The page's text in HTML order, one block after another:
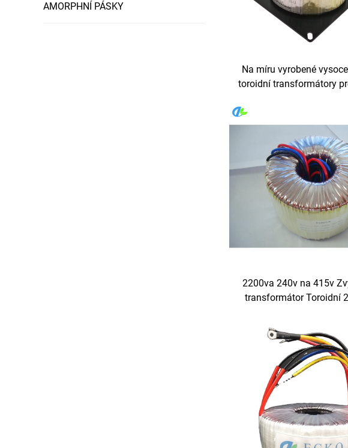
AMORPHNÍ PÁSKY
Na míru vyrobené
toroidní transformátory
2200va 240v na 415v
transformátor Toroidní
transformátor 2,2kva